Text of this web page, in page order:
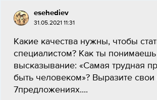
esehediev
31.05.2021 11:31
Какие качества нужны, чтобы
специалистом? Как ты понимаешь
высказывание: «Самая трудная
быть человеком»? Выразите
7предложениях....